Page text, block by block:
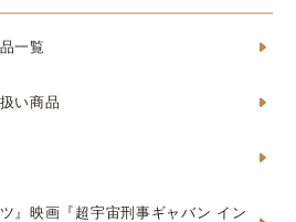
一覧
い商品
』映画『超宇宙刑事ギャバン イン